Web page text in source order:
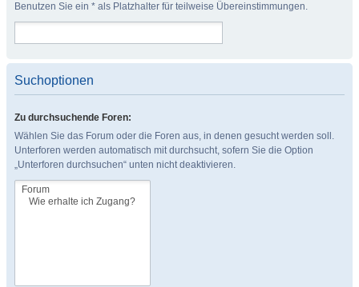
Benutzen Sie ein * als Platzhalter für teilweise Übereinstimmungen.
Suchoptionen
Zu durchsuchende Foren:
Wählen Sie das Forum oder die Foren aus, in denen gesucht werden soll.
Unterforen werden automatisch mit durchsucht, sofern Sie die Option
„Unterforen durchsuchen“ unten nicht deaktivieren.